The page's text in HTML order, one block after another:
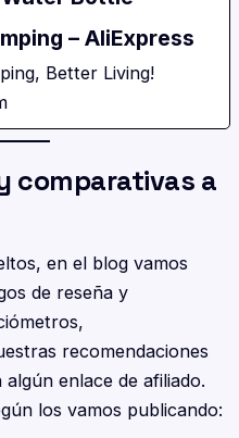
– AliExpress
Better Living!
comparativas a
en el blog vamos
de reseña y
recomendaciones
enlace de afiliado.
los vamos publicando: